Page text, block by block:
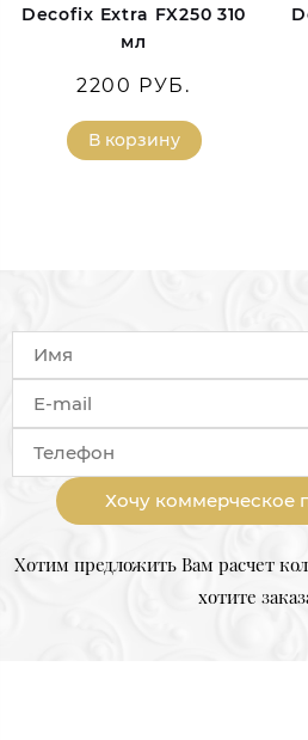
Decofix Extra FX250 310
мл
2200 РУБ.
В корзину
Хочу коммерческое
Хотим предложить Вам расчет
хотите